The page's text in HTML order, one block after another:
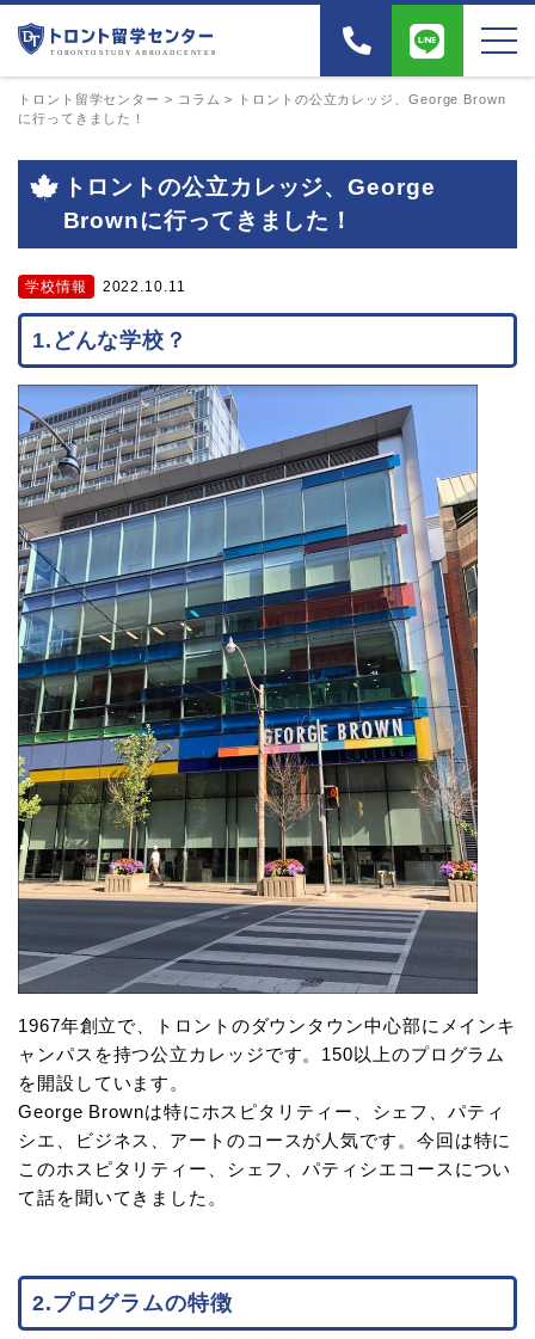
トロント留学センター > コラム >
トロントの公立カレッジ、George Brown
に行ってきました！
トロントの公立カレッジ、George
Brownに行ってきました！
学校情報 2022.10.11
1.どんな学校？
1967年創立で、トロントのダウンタウン中心部にメインキ
ャンパスを持つ公立カレッジです。150以上のプログラム
を開設しています。
George Brownは特にホスピタリティー、シェフ、パティ
シエ、ビジネス、アートのコースが人気です。今回は特に
このホスピタリティー、シェフ、パティシエコースについ
て話を聞いてきました。
2.プログラムの特徴